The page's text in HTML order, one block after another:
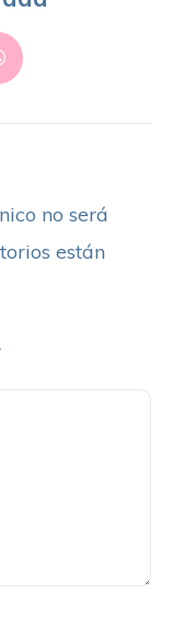
no será
están